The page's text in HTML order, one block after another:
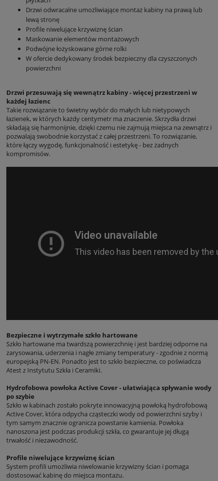
Drzwi odwracalne umożliwiające montaż kabiny na prawą lub
lewą stronę
Profile niwelujące krzywiznę ścian
Maskowanie elementów montażowych
Podwójne łożyskowane górne rolki
W ofercie dedykowany środek bezpieczny dla czyszczonych
powierzchni
Drzwi przesuwają się wewnątrz kabiny - więcej przestrzeni w
każdej łazienc
Takie rozwiązanie to świetny wybór do małych lub nietypowych
łazienek, w których każdy centymetr ma znaczenie. Skrzydła drzwi
składają się harmonijnie, dzięki czemu nie zajmują miejsca na zewnątrz i
pozwalają swobodnie korzystać z całej przestrzeni. To rozwiązanie,
które łączy wygodę, funkcjonalność i estetykę - bez żadnych
kompromisów.
Bezpieczne i wytrzymałe szkło hartowane
Szkło hartowane ma twardszą powierzchnię i jest bardziej odporne na
zarysowania, uderzenia i nagłe zmiany temperatury - zgodnie z normą
europejską PN-EN. Ponadto jest to szkło bezpieczne, co poświadcza
Atest z Instytutu Szkła i Ceramiki.
Hydrofobowa powłoka Active Cover - ułatwiająca spływanie wody
po szybie
Szkło w kabinach zostało pokryte innowacyjną powłoką hydrofobową
Active Cover, która odpycha cząsteczki wody od powierzchni szyby i
tym samym znacznie ogranicza powstanie kamienia. Powłoka
nanoszona jest podczas produkcji szkła, co gwarantuje jej długą
trwałość i niezawodność.
Profile niwelujące krzywiznę ścian
System profili umożliwia niwelowanie krzywizny ścian i pomaga
dostosować kabinę do miejsca montażu.